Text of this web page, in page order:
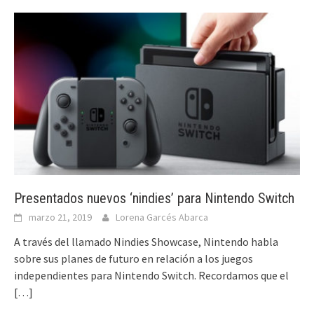
Presentados nuevos ‘nindies’ para Nintendo Switch
marzo 21, 2019 Lorena Garcés Abarca
A través del llamado Nindies Showcase, Nintendo habla
sobre sus planes de futuro en relación a los juegos
independientes para Nintendo Switch. Recordamos que el
[…]